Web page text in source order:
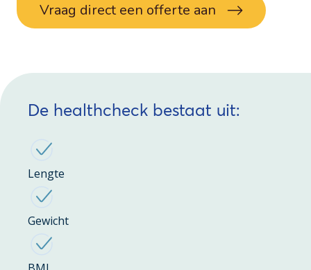
Vraag direct een offerte aan
De healthcheck bestaat uit:
Lengte
Gewicht